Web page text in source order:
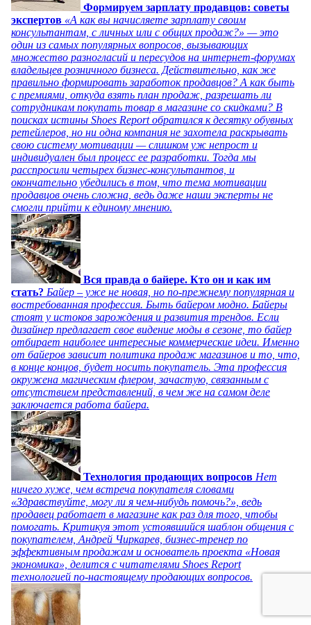
Формируем зарплату продавцов: советы
экспертов «А как вы начисляете зарплату своим
консультантам, с личных или с общих продаж?» — это
один из самых популярных вопросов, вызывающих
множество разногласий и пересудов на интернет-форумах
владельцев розничного бизнеса. Действительно, как же
правильно формировать заработок продавцов? А как быть
с премиями, откуда взять план продаж, разрешать ли
сотрудникам покупать товар в магазине со скидками? В
поисках истины Shoes Report обратился к десятку обувных
ретейлеров, но ни одна компания не захотела раскрывать
свою систему мотивации — слишком уж непрост и
индивидуален был процесс ее разработки. Тогда мы
расспросили четырех бизнес-консультантов, и
окончательно убедились в том, что тема мотивации
продавцов очень сложна, ведь даже наши эксперты не
смогли прийти к единому мнению.
Вся правда о байере. Кто он и как им
стать? Байер – уже не новая, но по-прежнему популярная и
востребованная профессия. Быть байером модно. Байеры
стоят у истоков зарождения и развития трендов. Если
дизайнер предлагает свое видение моды в сезоне, то байер
отбирает наиболее интересные коммерческие идеи. Именно
от байеров зависит политика продаж магазинов и то, что,
в конце концов, будет носить покупатель. Эта профессия
окружена магическим флером, зачастую, связанным с
отсутствием представлений, в чем же на самом деле
заключается работа байера.
Технология продающих вопросов Нет
ничего хуже, чем встреча покупателя словами
«Здравствуйте, могу ли я чем-нибудь помочь?», ведь
продавец работает в магазине как раз для того, чтобы
помогать. Критикуя этот устоявшийся шаблон общения с
покупателем, Андрей Чиркарев, бизнес-тренер по
эффективным продажам и основатель проекта «Новая
экономика», делится с читателями Shoes Report
технологией по-настоящему продающих вопросов.